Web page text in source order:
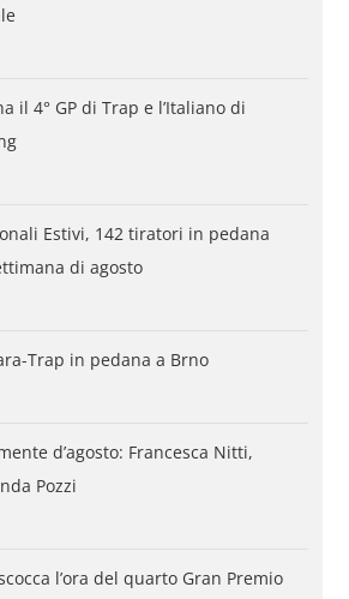
il 4° GP di Trap e l’Italiano di
Estivi, 142 tiratori in pedana
di agosto
Trap in pedana a Brno
d’agosto: Francesca Nitti,
Pozzi
l’ora del quarto Gran Premio